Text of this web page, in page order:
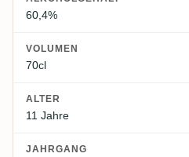
60,4%
VOLUMEN
70cl
ALTER
11 Jahre
JAHRGANG